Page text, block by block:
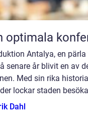
optimala
Antalya, en
senare år blivit en av
Med sin rika
lockar staden
Dahl